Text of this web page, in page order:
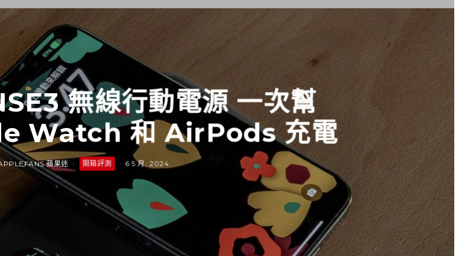
無線行動電源 一次幫
Watch 和 AirPods 充電
蘋果迷 · 開箱評測 · 6 5 月, 2024